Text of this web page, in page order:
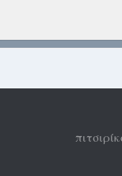
Πολιτική